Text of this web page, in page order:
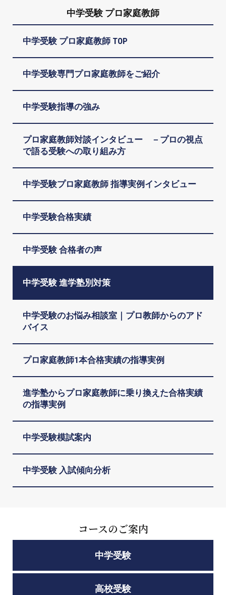
中学受験 プロ家庭教師
中学受験 プロ家庭教師 TOP
中学受験専門プロ家庭教師をご紹介
中学受験指導の強み
プロ家庭教師対談インタビュー －プロの視点
で語る受験への取り組み方
中学受験プロ家庭教師 指導実例インタビュー
中学受験合格実績
中学受験 合格者の声
中学受験 進学塾別対策
中学受験のお悩み相談室｜プロ教師からのアド
バイス
プロ家庭教師1本合格実績の指導実例
進学塾からプロ家庭教師に乗り換えた合格実績
の指導実例
中学受験模試案内
中学受験 入試傾向分析
コースのご案内
中学受験
高校受験